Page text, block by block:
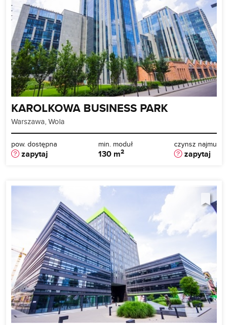
KAROLKOWA BUSINESS PARK
Warszawa, Wola
pow. dostępna
zapytaj
min. moduł
130 m2
czynsz najmu
zapytaj